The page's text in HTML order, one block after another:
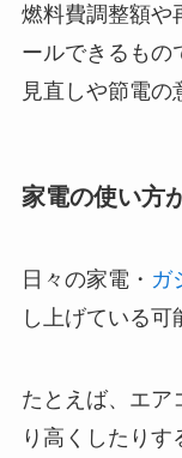
燃料費調整額や
ールできるもの
見直しや節電の
家電の使い方
日々の家電・ ガ
し上げている可
たとえば、エア
り高くしたりす